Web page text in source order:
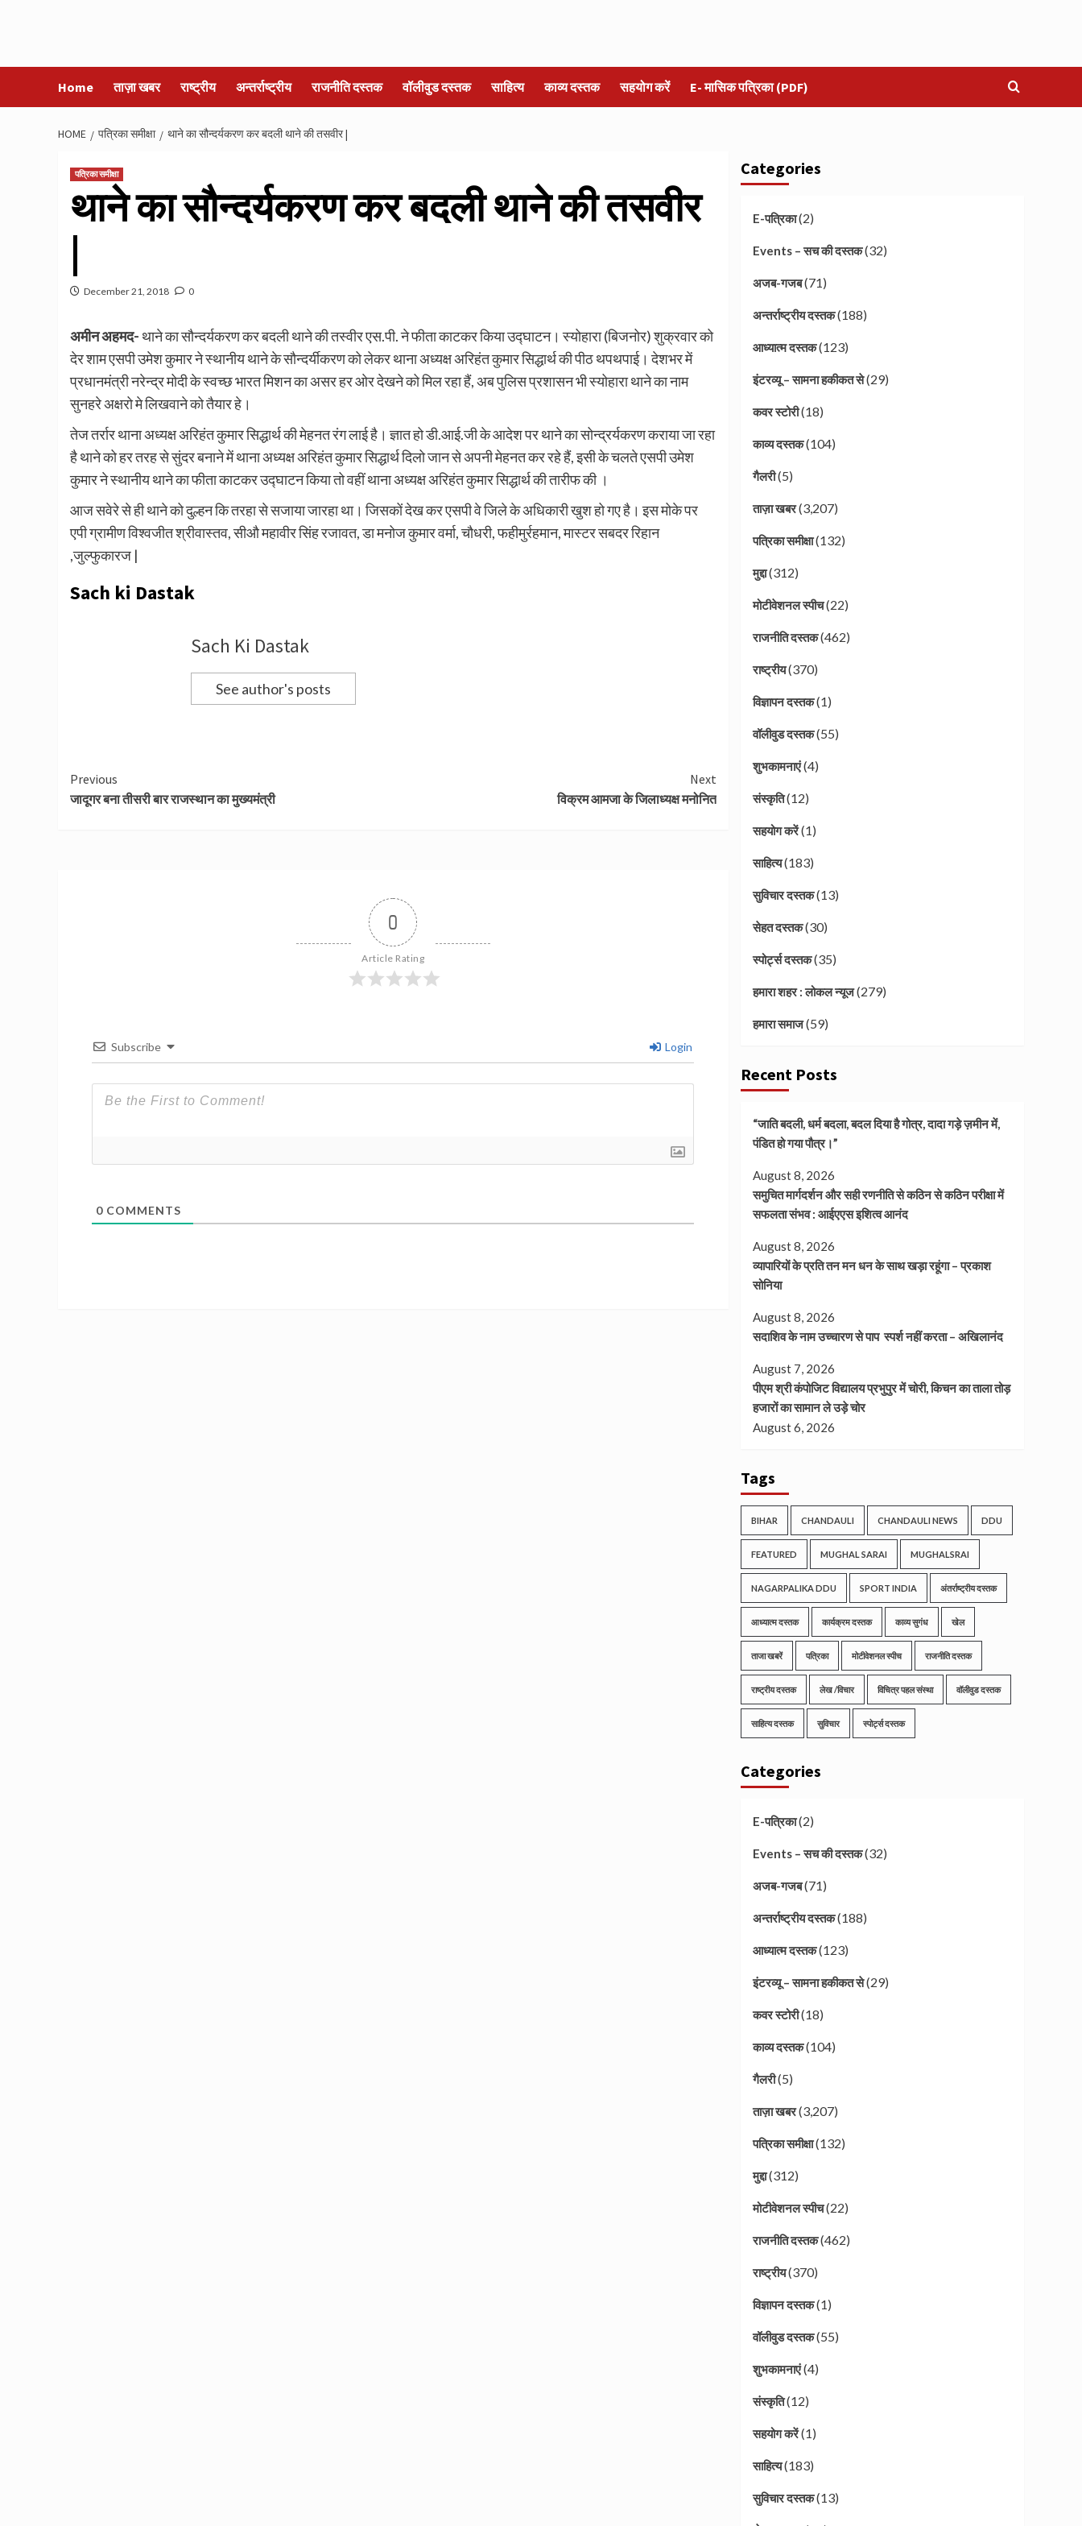
Home ताज़ा खबर राष्ट्रीय अन्तर्राष्ट्रीय राजनीति दस्तक वॉलीवुड दस्तक साहित्य काव्य दस्तक सहयोग करें E- मासिक पत्रिका (PDF)
HOME पत्रिका समीक्षा थाने का सौन्दर्यकरण कर बदली थाने की तसवीर |
पत्रिका समीक्षा
थाने का सौन्दर्यकरण कर बदली थाने की तसवीर
|
December 21, 2018 0
अमीन अहमद-थाने का सौन्दर्यकरण कर बदली थाने की तस्वीर एस.पी. ने फीता काटकर किया उद्घाटन। स्योहारा (बिजनोर) शुक्रवार को
देर शाम एसपी उमेश कुमार ने स्थानीय थाने के सौन्दर्यीकरण को लेकर थाना अध्यक्ष अरिहंत कुमार सिद्धार्थ की पीठ थपथपाई। देशभर में
प्रधानमंत्री नरेन्द्र मोदी के स्वच्छ भारत मिशन का असर हर ओर देखने को मिल रहा हैं, अब पुलिस प्रशासन भी स्योहारा थाने का नाम
सुनहरे अक्षरो मे लिखवाने को तैयार हे।
तेज तर्रार थाना अध्यक्ष अरिहंत कुमार सिद्धार्थ की मेहनत रंग लाई है। ज्ञात हो डी.आई.जी के आदेश पर थाने का सोन्द्रर्यकरण कराया जा रहा
है थाने को हर तरह से सुंदर बनाने में थाना अध्यक्ष अरिहंत कुमार सिद्धार्थ दिलो जान से अपनी मेहनत कर रहे हैं, इसी के चलते एसपी उमेश
कुमार ने स्थानीय थाने का फीता काटकर उद्घाटन किया तो वहीं थाना अध्यक्ष अरिहंत कुमार सिद्धार्थ की तारीफ की ।
आज सवेरे से ही थाने को दुल्हन कि तरहा से सजाया जारहा था। जिसकों देख कर एसपी वे जिले के अधिकारी खुश हो गए है। इस मोके पर
एपी ग्रामीण विश्वजीत श्रीवास्तव, सीऔ महावीर सिंह रजावत, डा मनोज कुमार वर्मा, चौधरी, फहीमुर्रहमान, मास्टर सबदर रिहान
,जुल्फुकारज |
Sach ki Dastak
Sach Ki Dastak
See author's posts
Continue
Reading
Previous
जादूगर बना तीसरी बार राजस्थान का मुख्यमंत्री
Next
विक्रम आमजा के जिलाध्यक्ष मनोनित
0
Article Rating
Subscribe Login
0 COMMENTS
Categories
E-पत्रिका(2)
Events – सच की दस्तक(32)
अजब-गजब(71)
अन्तर्राष्ट्रीय दस्तक(188)
आध्यात्म दस्तक(123)
इंटरव्यू – सामना हकीकत से(29)
कवर स्टोरी(18)
काव्य दस्तक(104)
गैलरी(5)
ताज़ा खबर(3,207)
पत्रिका समीक्षा(132)
मुद्दा(312)
मोटीवेशनल स्पीच(22)
राजनीति दस्तक(462)
राष्ट्रीय(370)
विज्ञापन दस्तक(1)
वॉलीवुड दस्तक(55)
शुभकामनाएं(4)
संस्कृति(12)
सहयोग करें(1)
साहित्य(183)
सुविचार दस्तक(13)
सेहत दस्तक(30)
स्पोर्ट्स दस्तक(35)
हमारा शहर : लोकल न्यूज(279)
हमारा समाज(59)
Recent Posts
“जाति बदली, धर्म बदला, बदल दिया है गोत्र, दादा गड़े ज़मीन में,
पंडित हो गया पौत्र।”
August 8, 2026
समुचित मार्गदर्शन और सही रणनीति से कठिन से कठिन परीक्षा में
सफलता संभव : आईएएस इशित्व आनंद
August 8, 2026
व्यापारियों के प्रति तन मन धन के साथ खड़ा रहूंगा – प्रकाश
सोनिया
August 8, 2026
सदाशिव के नाम उच्चारण से पाप स्पर्श नहीं करता – अखिलानंद
August 7, 2026
पीएम श्री कंपोजिट विद्यालय प्रभुपुर में चोरी, किचन का ताला तोड़
हजारों का सामान ले उड़े चोर
August 6, 2026
Tags
BIHAR CHANDAULI CHANDAULI NEWS DDU
FEATURED MUGHAL SARAI MUGHALSRAI
NAGARPALIKA DDU SPORT INDIA अंतर्राष्ट्रीय दस्तक
आध्यात्म दस्तक कार्यक्रम दस्तक काव्य सुगंध खेल
ताजा खबरें पत्रिका मोटीवेशनल स्पीच राजनीति दस्तक
राष्ट्रीय दस्तक लेख /विचार विचित्र पहल संस्था वॉलीवुड दस्तक
साहित्य दस्तक सुविचार स्पोर्ट्स दस्तक
Categories
E-पत्रिका(2)
Events – सच की दस्तक(32)
अजब-गजब(71)
अन्तर्राष्ट्रीय दस्तक(188)
आध्यात्म दस्तक(123)
इंटरव्यू – सामना हकीकत से(29)
कवर स्टोरी(18)
काव्य दस्तक(104)
गैलरी(5)
ताज़ा खबर(3,207)
पत्रिका समीक्षा(132)
मुद्दा(312)
मोटीवेशनल स्पीच(22)
राजनीति दस्तक(462)
राष्ट्रीय(370)
विज्ञापन दस्तक(1)
वॉलीवुड दस्तक(55)
शुभकामनाएं(4)
संस्कृति(12)
सहयोग करें(1)
साहित्य(183)
सुविचार दस्तक(13)